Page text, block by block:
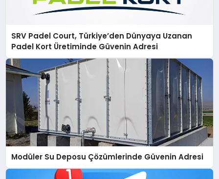
SRV Padel Court, Türkiye’den Dünyaya Uzanan
Padel Kort Üretiminde Güvenin Adresi
Modüler Su Deposu Çözümlerinde Güvenin Adresi